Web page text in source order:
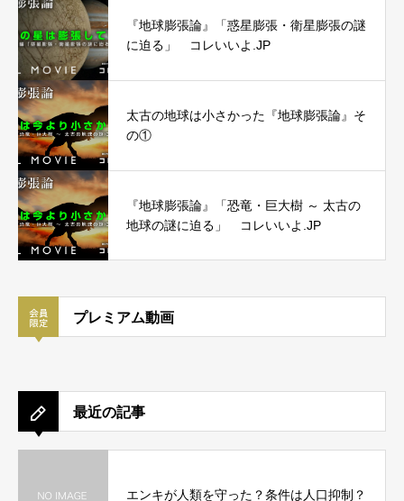
『地球膨張論』「惑星膨張・衛星膨張の謎
に迫る」 コレいいよ.JP
太古の地球は小さかった『地球膨張論』そ
の①
『地球膨張論』「恐竜・巨大樹 ～ 太古の
地球の謎に迫る」 コレいいよ.JP
プレミアム動画
最近の記事
エンキが人類を守った？条件は人口抑制？